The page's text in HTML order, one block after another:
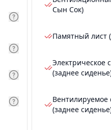
Сын Сок)
Памятный лист
Электрическое
(заднее
Вентилируемое
(заднее